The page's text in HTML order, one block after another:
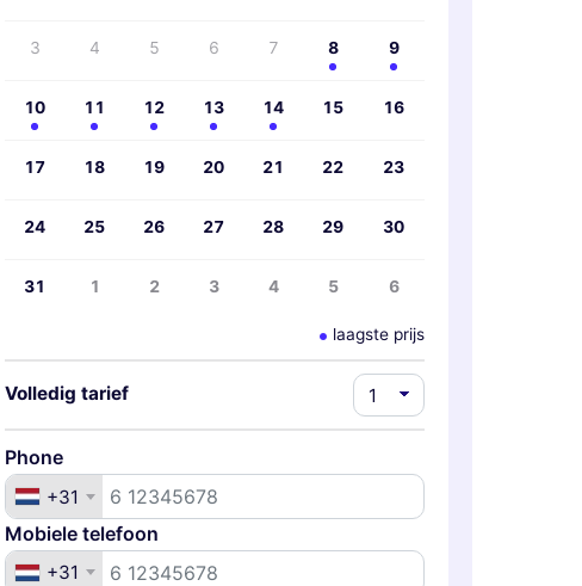
3 4 5 6 7 8 9
10 11 12 13 14 15 16
17 18 19 20 21 22 23
24 25 26 27 28 29 30
31 1 2 3 4 5 6
laagste prijs
Volledig tarief
Phone
+31
+31
Mobiele telefoon
+31
+31